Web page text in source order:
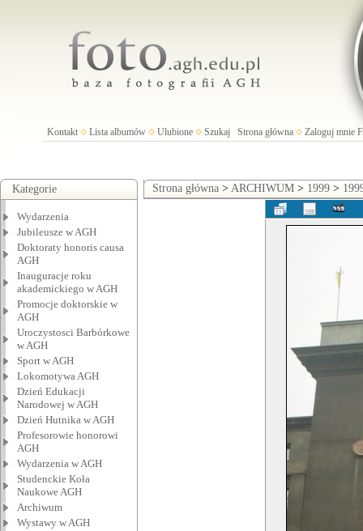
Kontakt Lista albumów Ulubione Szukaj Strona główna Zaloguj mnie
Kategorie
Wydarzenia
Jubileusze w AGH
Doktoraty honoris causa
AGH
Inauguracje roku
akademickiego w AGH
Promocje doktorskie w
AGH
Uroczystosci Barbórkowe
w AGH
Sport w AGH
Lokomotywa AGH
Dzień Edukacji
Narodowej w AGH
Dzień Hutnika w AGH
Profesorowie honorowi
AGH
Wydarzenia w AGH
Studenckie Koła
Naukowe AGH
Archiwum
Wystawy w AGH
Strona główna > ARCHIWUM > 1999 >